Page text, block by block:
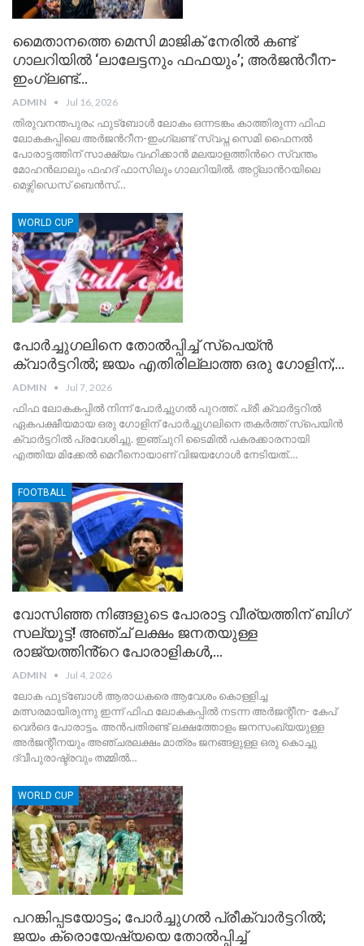
മൈതാനത്തെ മെസി മാജിക് നേരില്‍ കണ്ട്
ഗാലറിയില്‍ ‘ലാലേട്ടനും ഫഫയും’; അര്‍ജന്‍റീന-
ഇംഗ്ലണ്ട്…
ADMIN Jul 16, 2026
തിരുവനന്തപുരം: ഫുട്ബോള്‍ ലോകം ഒന്നടങ്കം കാത്തിരുന്ന ഫിഫ
ലോകകപ്പിലെ അർജന്‍റീന-ഇംഗ്ലണ്ട് സ്വപ്ന സെമി ഫൈനല്‍
പോരാട്ടത്തിന് സാക്ഷ്യം വഹിക്കാൻ മലയാളത്തിന്‍റെ സ്വന്തം
മോഹൻലാലും ഫഹദ് ഫാസിലും ഗാലറിയില്‍. അറ്റ്‌ലാന്‍റയിലെ
മെഴ്സിഡെസ് ബെൻസ്…
WORLD CUP
പോര്‍ച്ചുഗലിനെ തോല്‍പ്പിച്ച് സ്‌പെയ്ന്‍
ക്വാര്‍ട്ടറില്‍; ജയം എതിരില്ലാത്ത ഒരു ഗോളിന്;…
ADMIN Jul 7, 2026
ഫിഫ ലോകകപ്പില്‍ നിന്ന് പോര്‍ച്ചുഗല്‍ പുറത്ത്. പ്രീ ക്വാര്‍ട്ടറില്‍
ഏകപക്ഷീയമായ ഒരു ഗോളിന് പോര്‍ച്ചുഗലിനെ തകര്‍ത്ത് സ്‌പെയിന്‍
ക്വാര്‍ട്ടറില്‍ പ്രവേശിച്ചു. ഇഞ്ചുറി ടൈമില്‍ പകരക്കാരനായി
എത്തിയ മിക്കേല്‍ മെറീനൊയാണ് വിജയഗോള്‍ നേടിയത്.…
FOOTBALL
വോസിഞ്ഞ നിങ്ങളുടെ പോരാട്ട വീര്യത്തിന് ബിഗ്
സല്യൂട്ട്! അഞ്ച് ലക്ഷം ജനതയുള്ള
രാജ്യത്തിൻ്റെ പോരാളികൾ,…
ADMIN Jul 4, 2026
ലോക ഫുട്ബോൾ ആരാധകരെ ആവേശം കൊള്ളിച്ച
മത്സരമായിരുന്നു ഇന്ന് ഫിഫ ലോകകപ്പിൽ നടന്ന അര്‍ജന്റീന- കേപ്
വെര്‍ദെ പോരാട്ടം. അൻപതിരണ്ട് ലക്ഷത്തോളം ജനസംഖ്യയുള്ള
അർജന്റീനയും അഞ്ചരലക്ഷം മാത്രം ജനങ്ങളുള്ള ഒരു കൊച്ചു
ദ്വീപുരാഷ്ട്രവും തമ്മിൽ…
WORLD CUP
പറങ്കിപ്പടയോട്ടം; പോര്‍ച്ചുഗല്‍ പ്രീക്വാര്‍ട്ടറില്‍;
ജയം ക്രൊയേഷ്യയെ തോല്‍പ്പിച്ച്